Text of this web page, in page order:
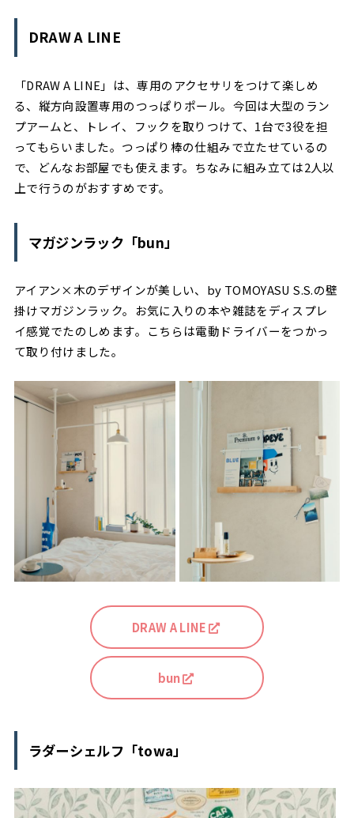
DRAW A LINE
「DRAW A LINE」は、専用のアクセサリをつけて楽しめ
る、縦方向設置専用のつっぱりポール。今回は大型のラン
プアームと、トレイ、フックを取りつけて、1台で3役を担
ってもらいました。つっぱり棒の仕組みで立たせているの
で、どんなお部屋でも使えます。ちなみに組み立ては2人以
上で行うのがおすすめです。
マガジンラック「bun」
アイアン×木のデザインが美しい、by TOMOYASU S.S.の壁
掛けマガジンラック。お気に入りの本や雑誌をディスプレ
イ感覚でたのしめます。こちらは電動ドライバーをつかっ
て取り付けました。
DRAW A LINE
bun
ラダーシェルフ「towa」